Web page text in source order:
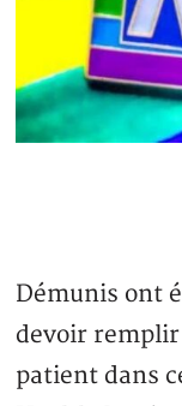
Démunis ont
devoir
patient dans